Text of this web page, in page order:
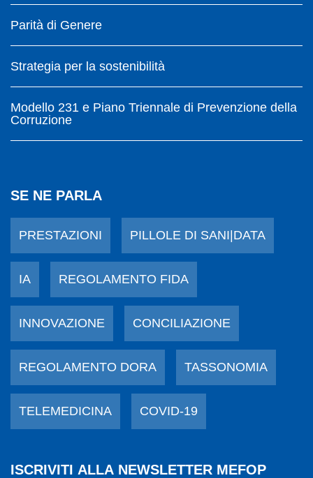
Parità di Genere
Strategia per la sostenibilità
Modello 231 e Piano Triennale di Prevenzione della
Corruzione
SE NE PARLA
PRESTAZIONI PILLOLE DI SANI|DATA
IA REGOLAMENTO FIDA
INNOVAZIONE CONCILIAZIONE
REGOLAMENTO DORA TASSONOMIA
TELEMEDICINA COVID-19
ISCRIVITI ALLA NEWSLETTER MEFOP